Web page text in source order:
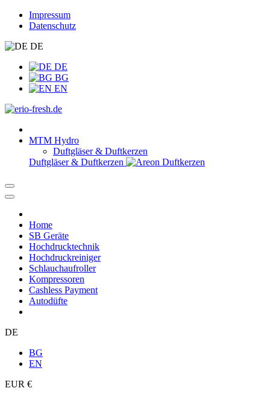
Impressum
Datenschutz
DE
DE
BG
EN
MTM Hydro
Duftgläser & Duftkerzen
Duftgläser & Duftkerzen
Home
SB Geräte
Hochdrucktechnik
Hochdruckreiniger
Schlauchaufroller
Kompressoren
Cashless Payment
Autodüfte
DE
BG
EN
EUR €